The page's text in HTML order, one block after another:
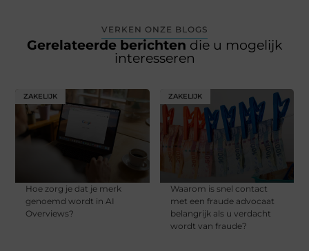
VERKEN ONZE BLOGS
Gerelateerde berichten die u mogelijk
interesseren
ZAKELIJK
Hoe zorg je dat je merk
genoemd wordt in AI
Overviews?
ZAKELIJK
Waarom is snel contact
met een fraude advocaat
belangrijk als u verdacht
wordt van fraude?